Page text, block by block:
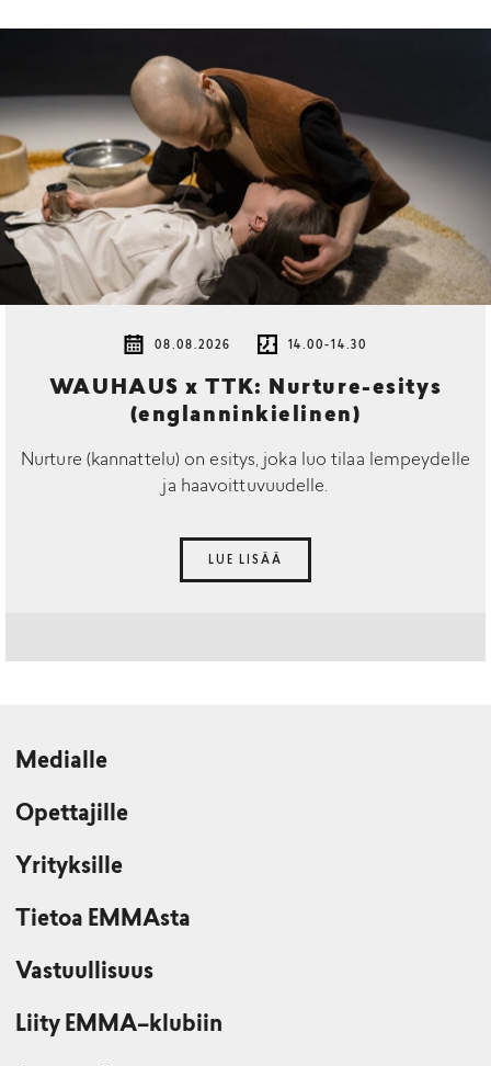
08.08.2026 14.00-14.30
WAUHAUS x TTK: Nurture-esitys
(englanninkielinen)
Nurture (kannattelu) on esitys, joka luo tilaa lempeydelle
ja haavoittuvuudelle.
LUE LISÄÄ
Medialle
Opettajille
Yrityksille
Tietoa EMMAsta
Vastuullisuus
Liity EMMA–klubiin